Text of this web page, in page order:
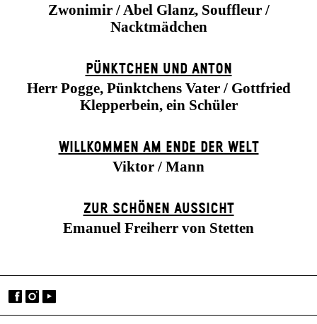
Zwonimir / Abel Glanz, Souffleur /
Nacktmädchen
PÜNKTCHEN UND ANTON
Herr Pogge, Pünktchens Vater / Gottfried
Klepperbein, ein Schüler
WILLKOMMEN AM ENDE DER WELT
Viktor / Mann
ZUR SCHÖNEN AUSSICHT
Emanuel Freiherr von Stetten